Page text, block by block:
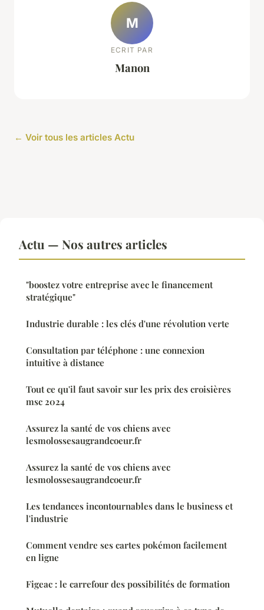
M
ECRIT PAR
Manon
← Voir tous les articles Actu
Actu — Nos autres articles
"boostez votre entreprise avec le financement
stratégique"
Industrie durable : les clés d'une révolution verte
Consultation par téléphone : une connexion
intuitive à distance
Tout ce qu'il faut savoir sur les prix des croisières
msc 2024
Assurez la santé de vos chiens avec
lesmolossesaugrandcoeur.fr
Assurez la santé de vos chiens avec
lesmolossesaugrandcoeur.fr
Les tendances incontournables dans le business et
l'industrie
Comment vendre ses cartes pokémon facilement
en ligne
Figeac : le carrefour des possibilités de formation